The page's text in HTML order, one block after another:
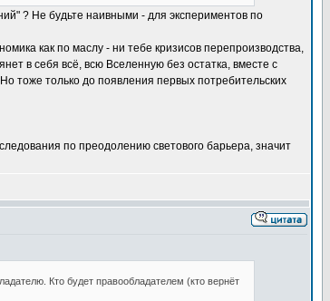
? Не будьте наивными - для экспериментов по
как по маслу - ни тебе кризисов перепроизводства,
в себя всё, всю Вселенную без остатка, вместе с
тоже только до появления первых потребительских
по преодолению светового барьера, значит
Кто будет правообладателем (кто вернёт